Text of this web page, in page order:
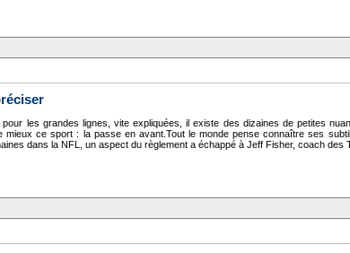
les grandes lignes, vite expliquées, il existe des dizaines de petites
ce sport : la passe en avant.Tout le monde pense connaître ses
dans la NFL, un aspect du règlement a échappé à Jeff Fisher, coach des